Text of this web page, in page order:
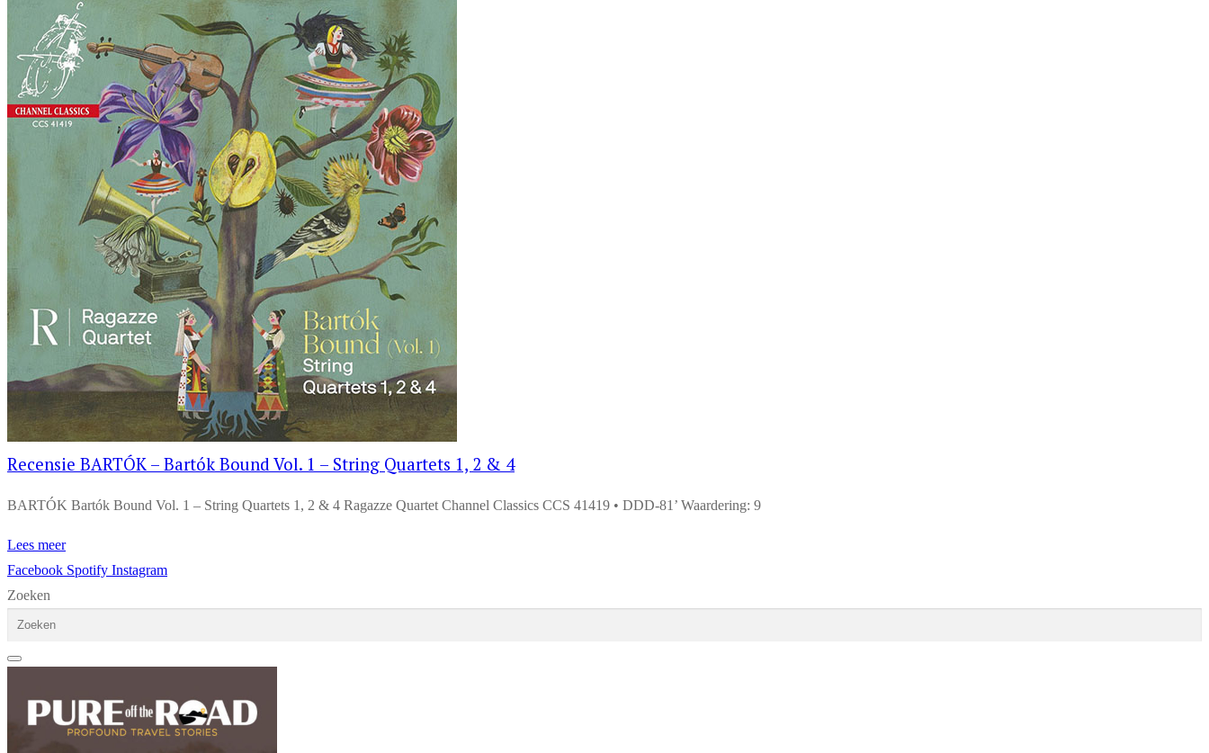
Recensie BARTÓK – Bartók Bound Vol. 1 – String Quartets 1, 2 & 4
BARTÓK Bartók Bound Vol. 1 – String Quartets 1, 2 & 4 Ragazze Quartet Channel Classics CCS 41419 • DDD-81’ Waardering: 9
Lees meer
Facebook Spotify Instagram
Zoeken